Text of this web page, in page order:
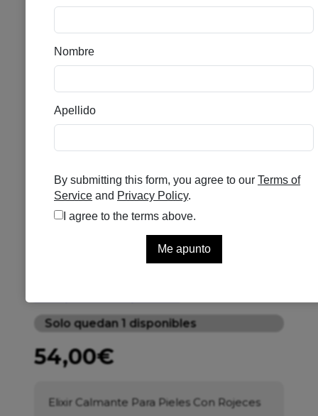
MEDIK8 CALMWISE
SERUM 15ML
Solo quedan 1 disponibles
54,00€
Elixir Calmante Para Pieles Con Rojeces